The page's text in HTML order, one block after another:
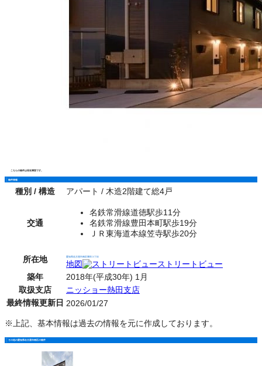
こちらの物件は現在満室です。
物件情報
種別 / 構造 アパート / 木造2階建て総4戸
交通
名鉄常滑線道徳駅歩11分
名鉄常滑線豊田本町駅歩19分
ＪＲ東海道本線笠寺駅歩20分
所在地 愛知県名古屋市南区豊田３丁目
地図
ストリートビュー
築年
2018年(平成30年) 1月
取扱支店
ニッショー熱田支店
最終情報更新日 2026/01/27
※上記、基本情報は過去の情報を元に作成しております。
その他の愛知県名古屋市南区の物件